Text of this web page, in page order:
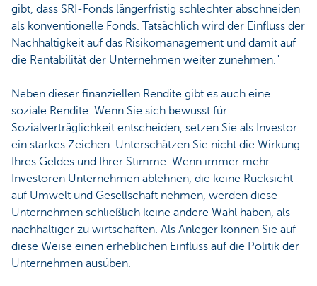
gibt, dass SRI-Fonds längerfristig schlechter abschneiden
als konventionelle Fonds. Tatsächlich wird der Einfluss der
Nachhaltigkeit auf das Risikomanagement und damit auf
die Rentabilität der Unternehmen weiter zunehmen."
Neben dieser finanziellen Rendite gibt es auch eine
soziale Rendite. Wenn Sie sich bewusst für
Sozialverträglichkeit entscheiden, setzen Sie als Investor
ein starkes Zeichen. Unterschätzen Sie nicht die Wirkung
Ihres Geldes und Ihrer Stimme. Wenn immer mehr
Investoren Unternehmen ablehnen, die keine Rücksicht
auf Umwelt und Gesellschaft nehmen, werden diese
Unternehmen schließlich keine andere Wahl haben, als
nachhaltiger zu wirtschaften. Als Anleger können Sie auf
diese Weise einen erheblichen Einfluss auf die Politik der
Unternehmen ausüben.